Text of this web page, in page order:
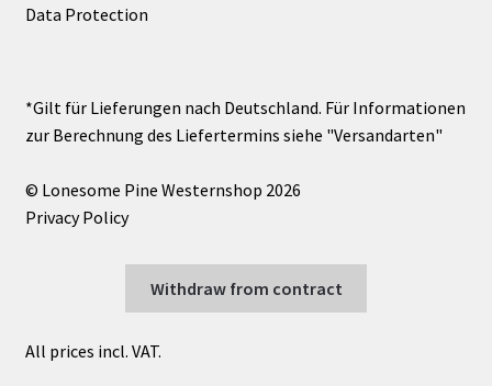
Data Protection
© Lonesome Pine Westernshop 2026
Privacy Policy
Withdraw from contract
All prices incl. VAT.